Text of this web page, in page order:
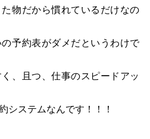
物だから慣れているだけなの
予約表がダメだというわけで
、且つ、仕事のスピードアッ
システムなんです！！！